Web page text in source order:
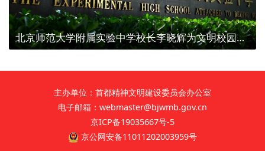
北京师范大学附属实验中学校长李晓辉为文明校园代言
主办单位：首都精神文明建设委员会办公室
电子邮箱：webmaster@bjwmb.gov.cn
京ICP备19035667号-5
京公网安备11011202003959号